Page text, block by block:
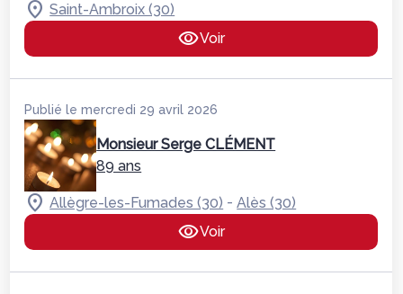
Saint-Ambroix (30)
Voir
Publié le mercredi 29 avril 2026
Monsieur Serge CLÉMENT
89 ans
Allègre-les-Fumades (30) -Alès (30)
Voir